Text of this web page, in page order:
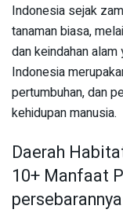
Indonesia sejak
tanaman biasa,
dan keindahan
Indonesia
pertumbuhan, dan
kehidupan manusia.
Daerah
10+ Manfaat
persebarannya